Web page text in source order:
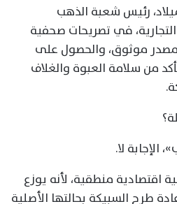
رئيس شعبة الذهب
في تصريحات صحفية
موثوق، والحصول على
من سلامة العبوة والغلاف
لا.
اقتصادية منطقية، لأنه يوزع
طرح السبيكة بحالتها الأصلية